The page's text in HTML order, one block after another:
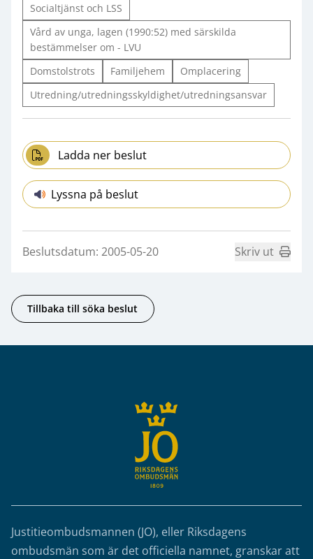
Socialtjänst och LSS
Vård av unga, lagen (1990:52) med särskilda
bestämmelser om - LVU
Domstolstrots
Familjehem
Omplacering
Utredning/utredningsskyldighet/utredningsansvar
Ladda ner beslut
Lyssna på beslut
Beslutsdatum: 2005-05-20 Skriv ut
Tillbaka till söka beslut
Justitieombudsmannen (JO), eller Riksdagens
ombudsmän som är det officiella namnet, granskar att